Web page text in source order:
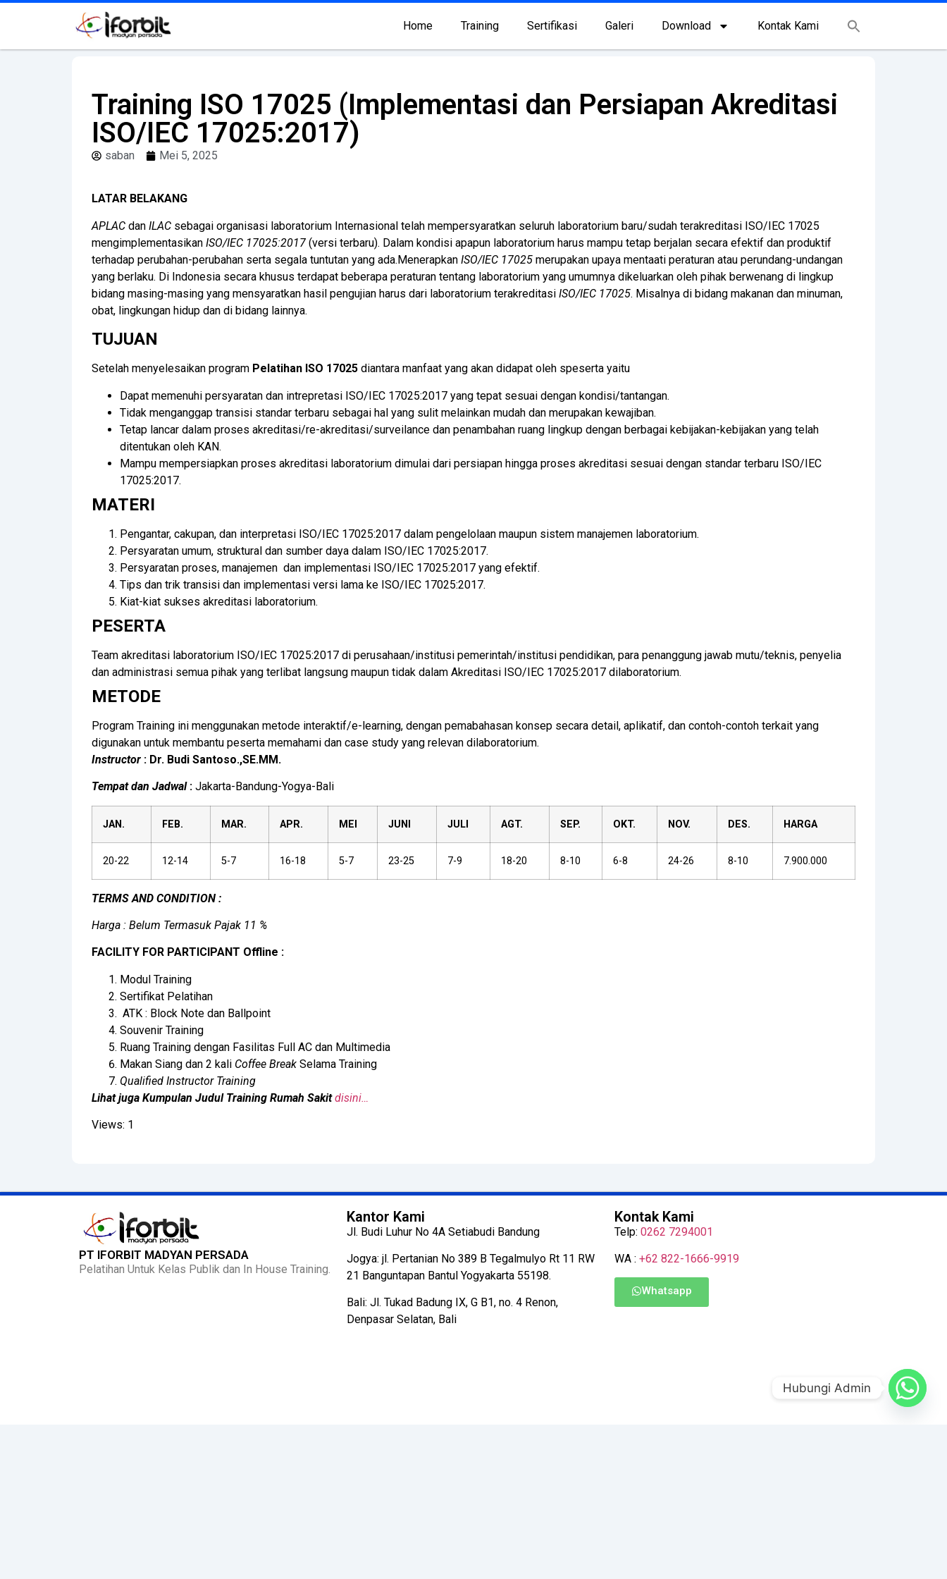
Home Training Sertifikasi Galeri Download Kontak Kami
Training ISO 17025 (Implementasi dan Persiapan Akreditasi
ISO/IEC 17025:2017)
saban Mei 5, 2025
LATAR BELAKANG
APLAC dan ILAC sebagai organisasi laboratorium Internasional telah mempersyaratkan seluruh laboratorium baru/sudah terakreditasi ISO/IEC 17025
mengimplementasikan ISO/IEC 17025:2017 (versi terbaru). Dalam kondisi apapun laboratorium harus mampu tetap berjalan secara efektif dan produktif
terhadap perubahan-perubahan serta segala tuntutan yang ada.Menerapkan ISO/IEC 17025 merupakan upaya mentaati peraturan atau perundang-undangan
yang berlaku. Di Indonesia secara khusus terdapat beberapa peraturan tentang laboratorium yang umumnya dikeluarkan oleh pihak berwenang di lingkup
bidang masing-masing yang mensyaratkan hasil pengujian harus dari laboratorium terakreditasi ISO/IEC 17025. Misalnya di bidang makanan dan minuman,
obat, lingkungan hidup dan di bidang lainnya.
TUJUAN
Setelah menyelesaikan program Pelatihan ISO 17025 diantara manfaat yang akan didapat oleh speserta yaitu
Dapat memenuhi persyaratan dan intrepretasi ISO/IEC 17025:2017 yang tepat sesuai dengan kondisi/tantangan.
Tidak menganggap transisi standar terbaru sebagai hal yang sulit melainkan mudah dan merupakan kewajiban.
Tetap lancar dalam proses akreditasi/re-akreditasi/surveilance dan penambahan ruang lingkup dengan berbagai kebijakan-kebijakan yang telah
ditentukan oleh KAN.
Mampu mempersiapkan proses akreditasi laboratorium dimulai dari persiapan hingga proses akreditasi sesuai dengan standar terbaru ISO/IEC
17025:2017.
MATERI
Pengantar, cakupan, dan interpretasi ISO/IEC 17025:2017 dalam pengelolaan maupun sistem manajemen laboratorium.
Persyaratan umum, struktural dan sumber daya dalam ISO/IEC 17025:2017.
Persyaratan proses, manajemen dan implementasi ISO/IEC 17025:2017 yang efektif.
Tips dan trik transisi dan implementasi versi lama ke ISO/IEC 17025:2017.
Kiat-kiat sukses akreditasi laboratorium.
PESERTA
Team akreditasi laboratorium ISO/IEC 17025:2017 di perusahaan/institusi pemerintah/institusi pendidikan, para penanggung jawab mutu/teknis, penyelia
dan administrasi semua pihak yang terlibat langsung maupun tidak dalam Akreditasi ISO/IEC 17025:2017 dilaboratorium.
METODE
Program Training ini menggunakan metode interaktif/e-learning, dengan pemabahasan konsep secara detail, aplikatif, dan contoh-contoh terkait yang
digunakan untuk membantu peserta memahami dan case study yang relevan dilaboratorium.
Instructor : Dr. Budi Santoso.,SE.MM.
Tempat dan Jadwal: Jakarta-Bandung-Yogya-Bali
JAN. FEB. MAR. APR. MEI JUNI JULI AGT. SEP. OKT. NOV. DES. HARGA
20-22 12-14 5-7 16-18 5-7 23-25 7-9 18-20 8-10 6-8 24-26 8-10 7.900.000
TERMS AND CONDITION :
Harga : Belum Termasuk Pajak 11 %
FACILITY FOR PARTICIPANT Offline :
Modul Training
Sertifikat Pelatihan
ATK : Block Note dan Ballpoint
Souvenir Training
Ruang Training dengan Fasilitas Full AC dan Multimedia
Makan Siang dan 2 kali Coffee Break Selama Training
Qualified Instructor Training
Lihat juga Kumpulan Judul Training Rumah Sakitdisini…
Views: 1
PT IFORBIT MADYAN PERSADA
Pelatihan Untuk Kelas Publik dan In House Training.
Kantor Kami
Jl. Budi Luhur No 4A Setiabudi Bandung
Jogya: jl. Pertanian No 389 B Tegalmulyo Rt 11 RW
21 Banguntapan Bantul Yogyakarta 55198.
Bali: Jl. Tukad Badung IX, G B1, no. 4 Renon,
Denpasar Selatan, Bali
Kontak Kami
Telp: 0262 7294001
WA : +62 822-1666-9919
Whatsapp
Hubungi Admin